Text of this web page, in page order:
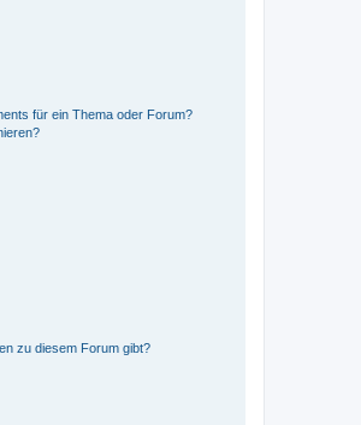
für ein Thema oder Forum?
zu diesem Forum gibt?